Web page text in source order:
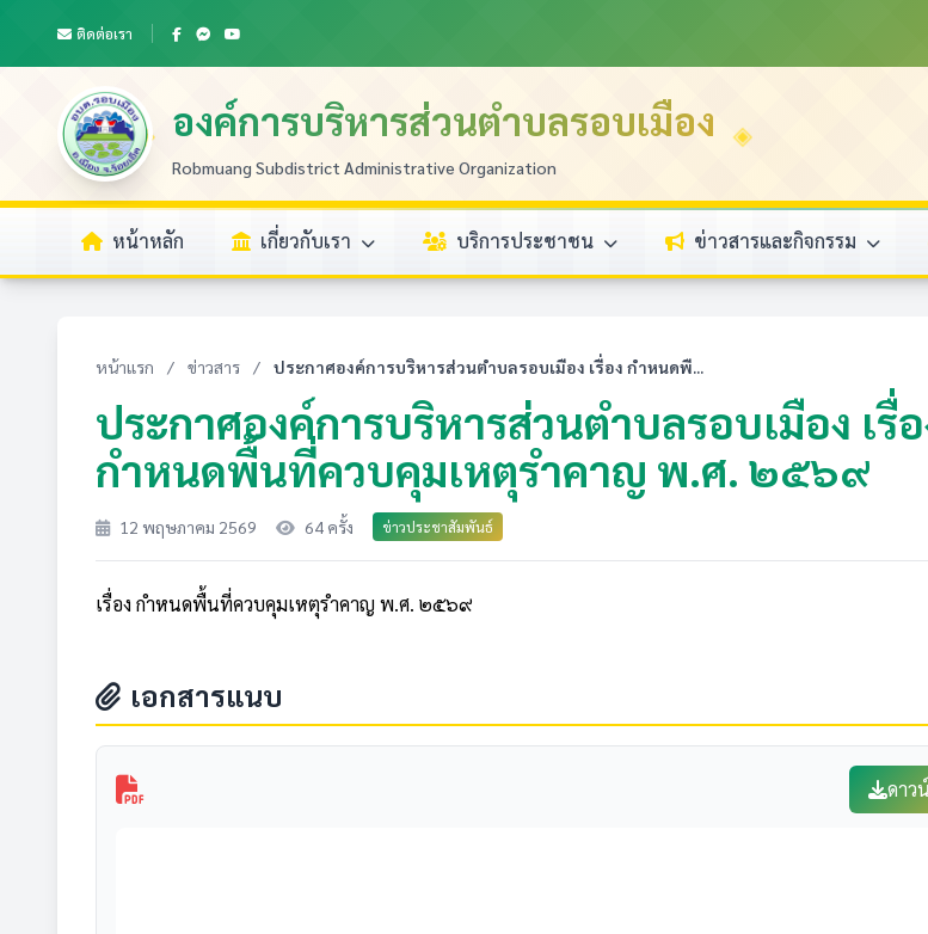
ติดต่อเรา
องค์การบริหารส่วนตำบลรอบเมือง
Robmuang Subdistrict Administrative Organization
หน้าหลัก เกี่ยวกับเรา บริการประชาชน ข่าวสารและกิจกรรม
หน้าแรก / ข่าวสาร / ประกาศองค์การบริหารส่วนตำบลรอบเมือง เรื่อง กำหนดพื...
ประกาศองค์การบริหารส่วนตำบลรอบเมือง เรื่
กำหนดพื้นที่ควบคุมเหตุรำคาญ พ.ศ. ๒๕๖๙
12 พฤษภาคม 2569 64 ครั้ง ข่าวประชาสัมพันธ์
เรื่อง กำหนดพื้นที่ควบคุมเหตุรำคาญ พ.ศ. ๒๕๖๙
เอกสารแนบ
ดาว